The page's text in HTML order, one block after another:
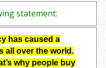
statement:
has caused a
all over the world.
why people buy